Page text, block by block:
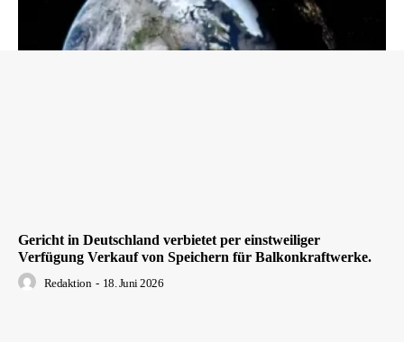
Gericht in Deutschland verbietet per einstweiliger
Verfügung Verkauf von Speichern für Balkonkraftwerke.
Redaktion - 18. Juni 2026